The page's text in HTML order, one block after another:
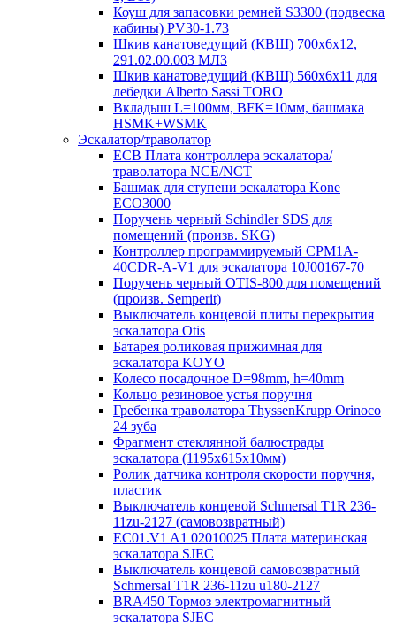
Коуш для запасовки ремней S3300 (подвеска
кабины) PV30-1.73
Шкив канатоведущий (КВШ) 700х6х12,
291.02.00.003 МЛЗ
Шкив канатоведущий (КВШ) 560х6х11 для
лебедки Alberto Sassi TORO
Вкладыш L=100мм, BFK=10мм, башмака
HSMK+WSMK
Эскалатор/траволатор
ECB Плата контроллера эскалатора/
траволатора NCE/NCT
Башмак для ступени эскалатора Kone
ECO3000
Поручень черный Schindler SDS для
помещений (произв. SKG)
Контроллер программируемый CPM1A-
40CDR-A-V1 для эскалатора 10J00167-70
Поручень черный OTIS-800 для помещений
(произв. Semperit)
Выключатель концевой плиты перекрытия
эскалатора Otis
Батарея роликовая прижимная для
эскалатора KOYO
Колесо посадочное D=98mm, h=40mm
Кольцо резиновое устья поручня
Гребенка траволатора ThyssenKrupp Orinoco
24 зуба
Фрагмент стеклянной балюстрады
эскалатора (1195х615х10мм)
Ролик датчика контроля скорости поручня,
пластик
Выключатель концевой Schmersal T1R 236-
11zu-2127 (самовозвратный)
EC01.V1 A1 02010025 Плата материнская
эскалатора SJEC
Выключатель концевой самовозвратный
Schmersal T1R 236-11zu u180-2127
BRA450 Тормоз электромагнитный
эскалатора SJEC